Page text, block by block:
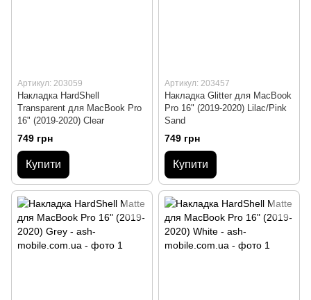
Артикул: 203059
Накладка HardShell
Transparent для MacBook Pro
16" (2019-2020) Clear
749 грн
Купити
Артикул: 203457
Накладка Glitter для MacBook
Pro 16" (2019-2020) Lilac/Pink
Sand
749 грн
Купити